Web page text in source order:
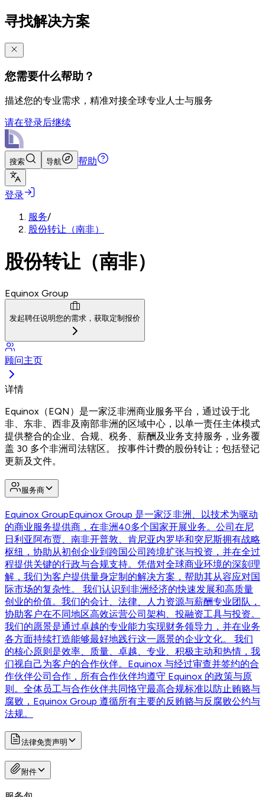
寻找解决方案
您需要什么帮助？
描述您的专业需求，精准对接全球专业人士与服务
请在登录后继续
搜索 导航 帮助
登录
服务/
股份转让（南非）
股份转让（南非）
Equinox Group
发起聘任说明您的需求，获取定制报价
顾问主页
详情
Equinox（EQN）是一家泛非洲商业服务平台，通过设于北
非、东非、西非及南部非洲的区域中心，以单一责任主体模式
提供整合的企业、合规、税务、薪酬及业务支持服务，业务覆
盖 30 多个非洲司法辖区。 按事件计费的股份转让；包括登记
更新及文件。
服务商
Equinox GroupEquinox Group 是一家泛非洲、以技术为驱动
的商业服务提供商，在非洲40多个国家开展业务。公司在尼
日利亚阿布贾、南非开普敦、肯尼亚内罗毕和突尼斯拥有战略
枢纽，协助从初创企业到跨国公司跨境扩张与投资，并在全过
程提供关键的行政与合规支持。凭借对全球商业环境的深刻理
解，我们为客户提供量身定制的解决方案，帮助其从容应对国
际市场的复杂性。 我们认识到非洲经济的快速发展和高质量
创业的价值。我们的会计、法律、人力资源与薪酬专业团队，
协助客户在不同地区高效运营公司架构、投融资工具与投资。
我们的愿景是通过卓越的专业能力实现财务领导力，并在业务
各方面持续打造能够最好地践行这一愿景的企业文化。 我们
的核心原则是效率、质量、卓越、专业、积极主动和热情，我
们视自己为客户的合作伙伴。Equinox 与经过审查并签约的合
作伙伴公司合作，所有合作伙伴均遵守 Equinox 的政策与原
则。全体员工与合作伙伴共同恪守最高合规标准以防止贿赂与
腐败，Equinox Group 遵循所有主要的反贿赂与反腐败公约与
法规。
法律免责声明
附件